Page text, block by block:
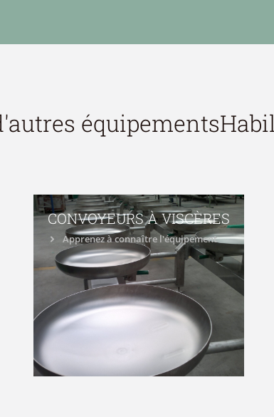
équipements
CONVOYEURS À VISCÈRES
Apprenez à connaître l'équipement